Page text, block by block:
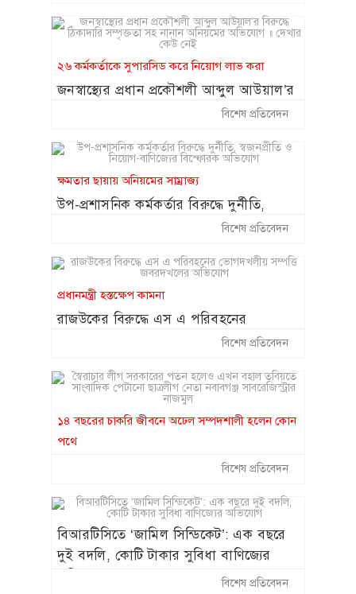
২৬ কর্মকর্তাকে সুপারসিড করে নিয়োগ লাভ করা
জনস্বাস্থ্যের প্রধান প্রকৌশলী আব্দুল আউয়াল’র
বিরুদ্ধে ঠিকাদারি সম্পৃক্ততা সহ নানানবিশেষ প্রতিবেদন
ক্ষমতার ছায়ায় অনিয়মের সাম্রাজ্য
উপ-প্রশাসনিক কর্মকর্তার বিরুদ্ধে দুর্নীতি,
স্বজনপ্রীতি ও নিয়োগ-বাণিজ্যের বিস্ফোরক
বিশেষ প্রতিবেদন
প্রধানমন্ত্রী হস্তক্ষেপ কামনা
রাজউকের বিরুদ্ধে এস এ পরিবহনের
ভোগদখলীয় সম্পত্তি জবরদখলের অভিযোগ
বিশেষ প্রতিবেদন
১৪ বছরের চাকরি জীবনে অঢেল সম্পদশালী হলেন কোন
পথে
স্বৈরাচার লীগ সরকারের পতন হলেও এখন
নেতা নবাবগঞ্জ সাবরেজিস্ট্রার নাজমুল
বিশেষ প্রতিবেদন
বিআরটিসিতে ‘জামিল সিন্ডিকেট’: এক বছরে
দুই বদলি, কোটি টাকার সুবিধা বাণিজ্যের
বিশেষ প্রতিবেদন